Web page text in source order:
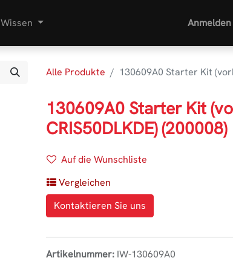
Wissen Anmelden
Alle Produkte 130609A0 Starter Kit
130609A0 Starter Kit
CRIS50DLKDE) (200008)
Auf die Wunschliste
Vergleichen
Kontaktieren Sie uns
Artikelnummer: IW-130609A0